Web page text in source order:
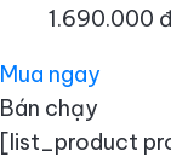
1.690.000
Mua ngay
Bán chạy
[list_product